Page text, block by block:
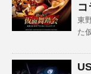
コ
東
た